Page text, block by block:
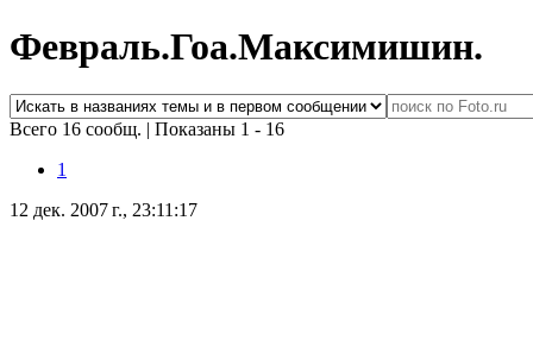
Февраль.Гоа.Максимишин.
Всего 16 сообщ. | Показаны 1 - 16
1
12 дек. 2007 г., 23:11:17